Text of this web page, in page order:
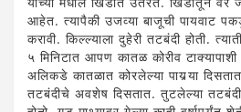
आहेत. त्यापैकी उजव्या बाजूची पायवाट
करावी. किल्ल्याला दुहेरी तटबंदी होती.
५ मिनिटात आपण कातळ कोरीव टाक्यापाशी
अलिकडे कातळात कोरलेल्या पायर्‍या
तटबंदीचे अवशेष दिसतात. तुटलेल्या